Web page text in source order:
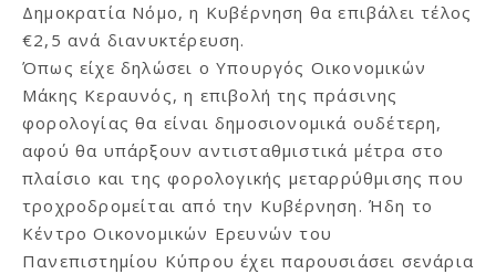
Δημοκρατία Νόμο, η Κυβέρνηση θα επιβάλει τέλος
€2,5 ανά διανυκτέρευση.
Όπως είχε δηλώσει ο Υπουργός Οικονομικών
Μάκης Κεραυνός, η επιβολή της πράσινης
φορολογίας θα είναι δημοσιονομικά ουδέτερη,
αφού θα υπάρξουν αντισταθμιστικά μέτρα στο
πλαίσιο και της φορολογικής μεταρρύθμισης που
τροχροδρομείται από την Κυβέρνηση. Ήδη το
Κέντρο Οικονομικών Ερευνών του
Πανεπιστημίου Κύπρου έχει παρουσιάσει σενάρια